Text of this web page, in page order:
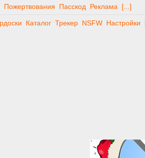
Пожертвования Пасскод Реклама [...]
Каталог Трекер NSFW Настройки